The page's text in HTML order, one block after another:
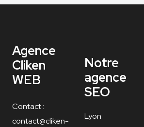
Agence
Cliken
WEB
Contact :
contact@cliken-
Notre
agence
SEO
Lyon